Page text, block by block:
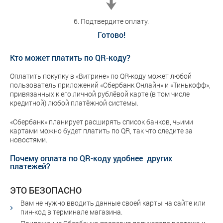
6. Подтвердите оплату.
Готово!
Кто может платить по QR-коду?
Оплатить покупку в «Витрине» по QR-коду может любой
пользователь приложений «Сбербанк Онлайн» и «Тинькофф»,
привязанных к его личной рублёвой карте (в том числе
кредитной) любой платёжной системы.
«Сбербанк» планирует расширять список банков, чьими
картами можно будет платить по QR, так что следите за
новостями.
Почему оплата по QR-коду удобнее других
платежей?
ЭТО БЕЗОПАСНО
Вам не нужно вводить данные своей карты на сайте или
пин-код в терминале магазина.